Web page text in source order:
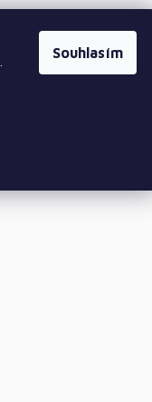
Souhlasím